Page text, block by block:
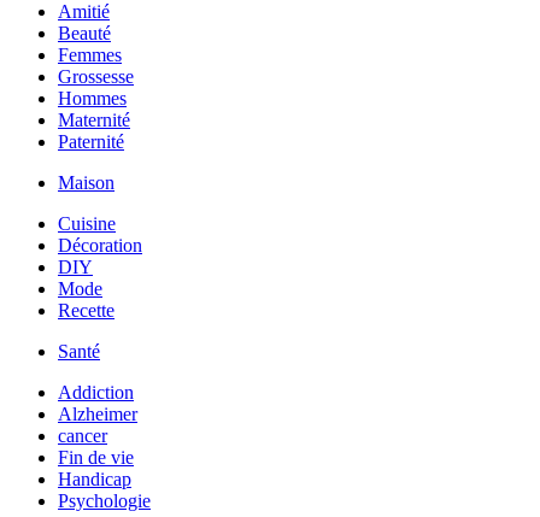
Amitié
Beauté
Femmes
Grossesse
Hommes
Maternité
Paternité
Maison
Cuisine
Décoration
DIY
Mode
Recette
Santé
Addiction
Alzheimer
cancer
Fin de vie
Handicap
Psychologie